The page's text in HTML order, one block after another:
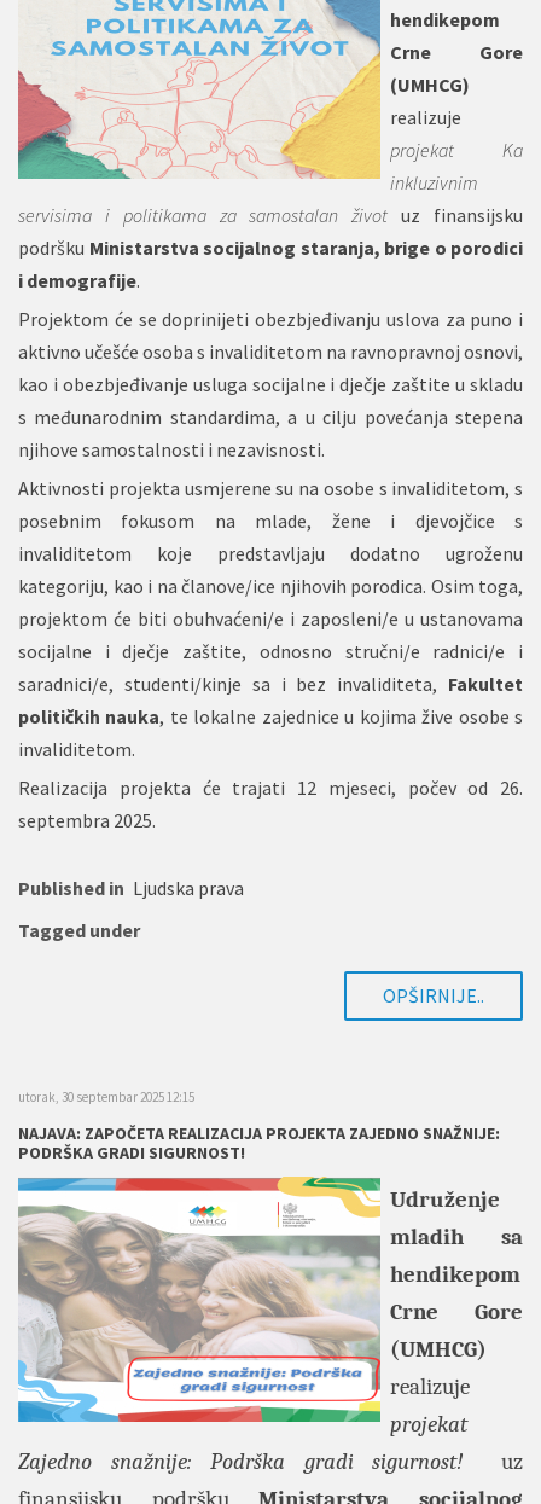
hendikepom
Crne Gore
(UMHCG)
realizuje
projekat Ka
inkluzivnim
servisima i politikama za samostalan život uz finansijsku
podršku Ministarstva socijalnog staranja, brige o porodici
i demografije.
Projektom će se doprinijeti obezbjeđivanju uslova za puno i
aktivno učešće osoba s invaliditetom na ravnopravnoj osnovi,
kao i obezbjeđivanje usluga socijalne i dječje zaštite u skladu
s međunarodnim standardima, a u cilju povećanja stepena
njihove samostalnosti i nezavisnosti.
Aktivnosti projekta usmjerene su na osobe s invaliditetom, s
posebnim fokusom na mlade, žene i djevojčice s
invaliditetom koje predstavljaju dodatno ugroženu
kategoriju, kao i na članove/ice njihovih porodica. Osim toga,
projektom će biti obuhvaćeni/e i zaposleni/e u ustanovama
socijalne i dječje zaštite, odnosno stručni/e radnici/e i
saradnici/e, studenti/kinje sa i bez invaliditeta, Fakultet
političkih nauka, te lokalne zajednice u kojima žive osobe s
invaliditetom.
Realizacija projekta će trajati 12 mjeseci, počev od 26.
septembra 2025.
Published in Ljudska prava
Tagged under
OPŠIRNIJE..
utorak, 30 septembar 2025 12:15
NAJAVA: ZAPOČETA REALIZACIJA PROJEKTA ZAJEDNO SNAŽNIJE:
PODRŠKA GRADI SIGURNOST!
Udruženje
mladih sa
hendikepom
Crne Gore
(UMHCG)
realizuje
projekat
Zajedno snažnije: Podrška gradi sigurnost!
uz
finansijsku podrškuMinistarstva socijalnog